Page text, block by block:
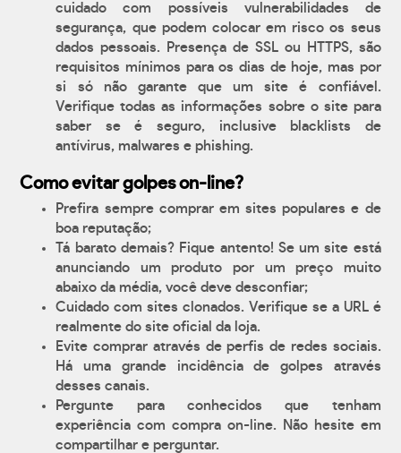
cuidado com possíveis vulnerabilidades de
segurança, que podem colocar em risco os seus
dados pessoais. Presença de SSL ou HTTPS, são
requisitos mínimos para os dias de hoje, mas por
si só não garante que um site é confiável.
Verifique todas as informações sobre o site para
saber se é seguro, inclusive blacklists de
antívirus, malwares e phishing.
Como evitar golpes on-line?
Prefira sempre comprar em sites populares e de
boa reputação;
Tá barato demais? Fique antento! Se um site está
anunciando um produto por um preço muito
abaixo da média, você deve desconfiar;
Cuidado com sites clonados. Verifique se a URL é
realmente do site oficial da loja.
Evite comprar através de perfis de redes sociais.
Há uma grande incidência de golpes através
desses canais.
Pergunte para conhecidos que tenham
experiência com compra on-line. Não hesite em
compartilhar e perguntar.